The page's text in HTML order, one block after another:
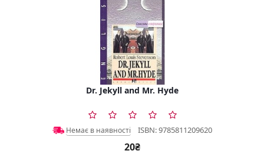
Dr. Jekyll and Mr. Hyde
Немає в наявності ISBN: 9785811209620
20₴